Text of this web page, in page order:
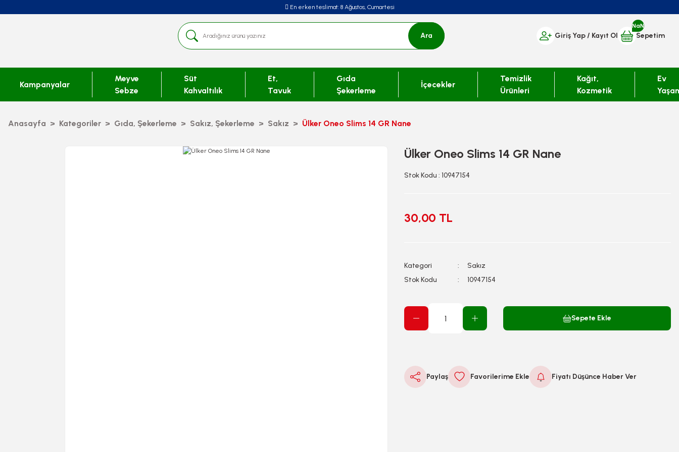
En erken teslimat: 8 Ağustos, Cumartesi
Ara Giriş Yap/ Kayıt Ol
NaN
Sepetim
Kampanyalar
Meyve
Sebze
Süt
Kahvaltılık
Et,
Tavuk
Gıda
Şekerleme
İçecekler
Temizlik
Ürünleri
Kağıt,
Kozmetik
Ev
Anasayfa Kategoriler Gıda, Şekerleme Sakız, Şekerleme Sakız Ülker Oneo Slims 14 GR Nane
Ülker Oneo Slims 14 GR Nane
Stok Kodu : 10947154
30,00 TL
Kategori
Sakız
Stok Kodu
10947154
Sepete Ekle
Paylaş Fiyatı Düşünce Haber Ver